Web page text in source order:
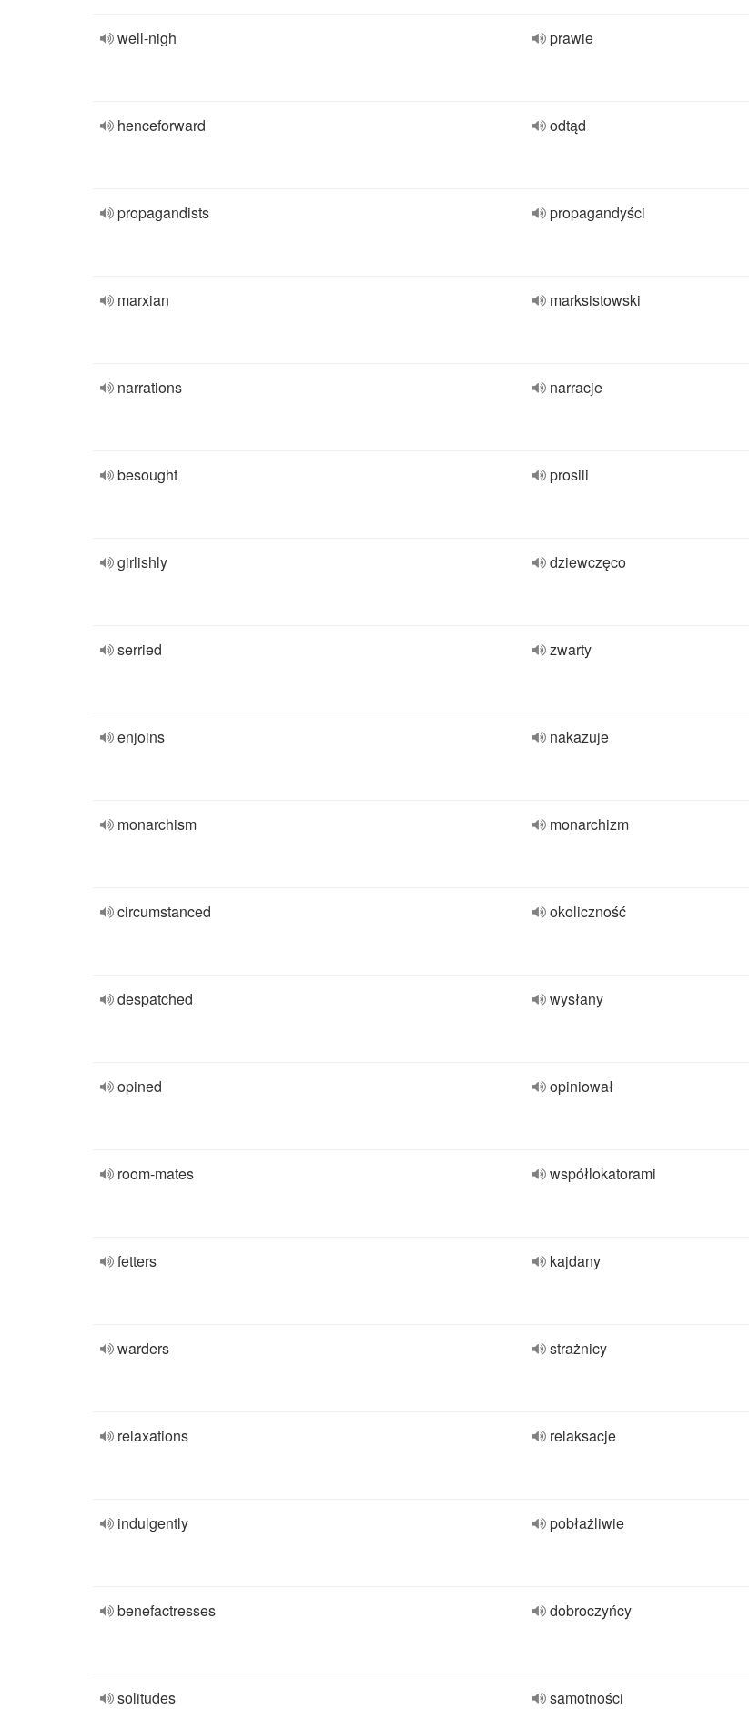
well-nigh prawie
henceforward odtąd
propagandists propagandyści
marxian marksistowski
narrations narracje
besought prosili
girlishly dziewczęco
serried zwarty
enjoins nakazuje
monarchism monarchizm
circumstanced okoliczność
despatched wysłany
opined opiniował
room-mates współlokatorami
fetters kajdany
warders strażnicy
relaxations relaksacje
indulgently pobłażliwie
benefactresses dobroczyńcy
solitudes samotności